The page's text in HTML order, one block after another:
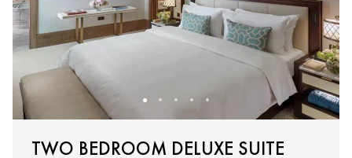
TWO BEDROOM DELUXE SUITE